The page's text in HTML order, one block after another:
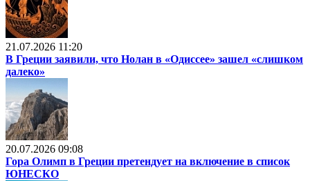
21.07.2026 11:20
В Греции заявили, что Нолан в «Одиссее» зашел «слишком
далеко»
20.07.2026 09:08
Гора Олимп в Греции претендует на включение в список
ЮНЕСКО